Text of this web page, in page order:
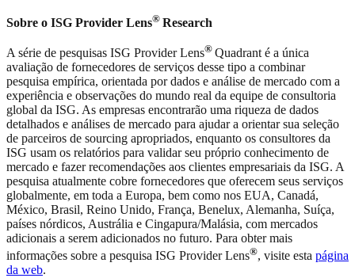
Sobre o ISG Provider Lens® Research
A série de pesquisas ISG Provider Lens® Quadrant é a única
avaliação de fornecedores de serviços desse tipo a combinar
pesquisa empírica, orientada por dados e análise de mercado com a
experiência e observações do mundo real da equipe de consultoria
global da ISG. As empresas encontrarão uma riqueza de dados
detalhados e análises de mercado para ajudar a orientar sua seleção
de parceiros de sourcing apropriados, enquanto os consultores da
ISG usam os relatórios para validar seu próprio conhecimento de
mercado e fazer recomendações aos clientes empresariais da ISG. A
pesquisa atualmente cobre fornecedores que oferecem seus serviços
globalmente, em toda a Europa, bem como nos EUA, Canadá,
México, Brasil, Reino Unido, França, Benelux, Alemanha, Suíça,
países nórdicos, Austrália e Cingapura/Malásia, com mercados
adicionais a serem adicionados no futuro. Para obter mais
informações sobre a pesquisa ISG Provider Lens®, visite esta página
da web.